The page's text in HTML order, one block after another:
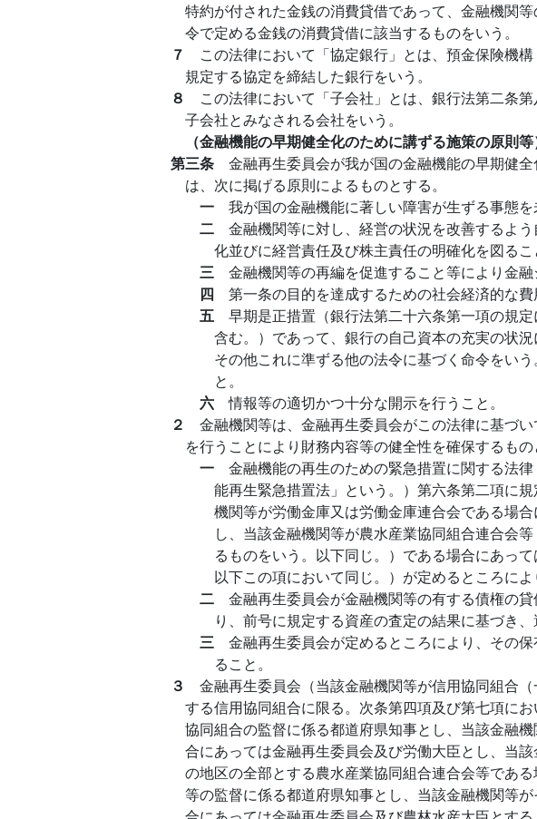
特約が付された金銭の消費貸借であって、金融機関
令で定める金銭の消費貸借に該当するものをいう。
７ この法律において「協定銀行」とは、預金保険機
規定する協定を締結した銀行をいう。
８ この法律において「子会社」とは、銀行法第二条
子会社とみなされる会社をいう。
（金融機能の早期健全化のために講ずる施策の原則等
第三条 金融再生委員会が我が国の金融機能の早期健
は、次に掲げる原則によるものとする。
一 我が国の金融機能に著しい障害が生ずる事態を
二 金融機関等に対し、経営の状況を改善するよ
化並びに経営責任及び株主責任の明確化を図るこ
三 金融機関等の再編を促進すること等により金融
四 第一条の目的を達成するための社会経済的な費
五 早期是正措置（銀行法第二十六条第一項の規
含む。）であって、銀行の自己資本の充実の状
その他これに準ずる他の法令に基づく命令をい
と。
六情報等の適切かつ十分な開示を行うこと。
２ 金融機関等は、金融再生委員会がこの法律に基づ
を行うことにより財務内容等の健全性を確保するもの
一 金融機能の再生のための緊急措置に関する法
能再生緊急措置法」という。）第六条第二項に
機関等が労働金庫又は労働金庫連合会である場
し、当該金融機関等が農水産業協同組合連合会
るものをいう。以下同じ。）である場合にあっ
以下この項において同じ。）が定めるところによ
二 金融再生委員会が金融機関等の有する債権の
り、前号に規定する資産の査定の結果に基づき、
三 金融再生委員会が定めるところにより、その
ること。
３ 金融再生委員会（当該金融機関等が信用協同組合
する信用協同組合に限る。次条第四項及び第七項に
協同組合の監督に係る都道府県知事とし、当該金融
合にあっては金融再生委員会及び労働大臣とし、当
の地区の全部とする農水産業協同組合連合会等であ
等の監督に係る都道府県知事とし、当該金融機関等